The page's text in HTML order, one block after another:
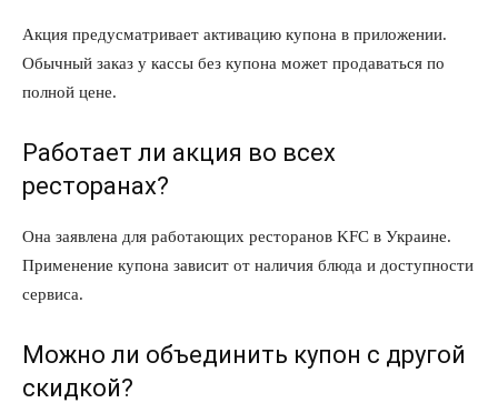
Акция предусматривает активацию купона в приложении.
Обычный заказ у кассы без купона может продаваться по
полной цене.
Работает ли акция во всех
ресторанах?
Она заявлена для работающих ресторанов KFC в Украине.
Применение купона зависит от наличия блюда и доступности
сервиса.
Можно ли объединить купон с другой
скидкой?